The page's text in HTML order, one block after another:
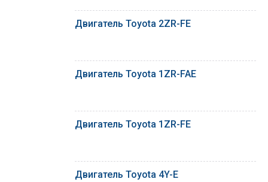
Двигатель Toyota 2ZR-FE
Двигатель Toyota 1ZR-FAE
Двигатель Toyota 1ZR-FE
Двигатель Toyota 4Y-E